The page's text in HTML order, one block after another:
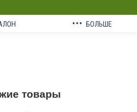
БОЛЬШЕ
товары